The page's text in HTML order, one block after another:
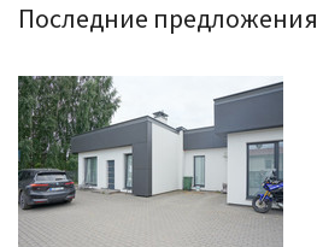
Предприятие
Услуги
Kонтакты
Последние предложения